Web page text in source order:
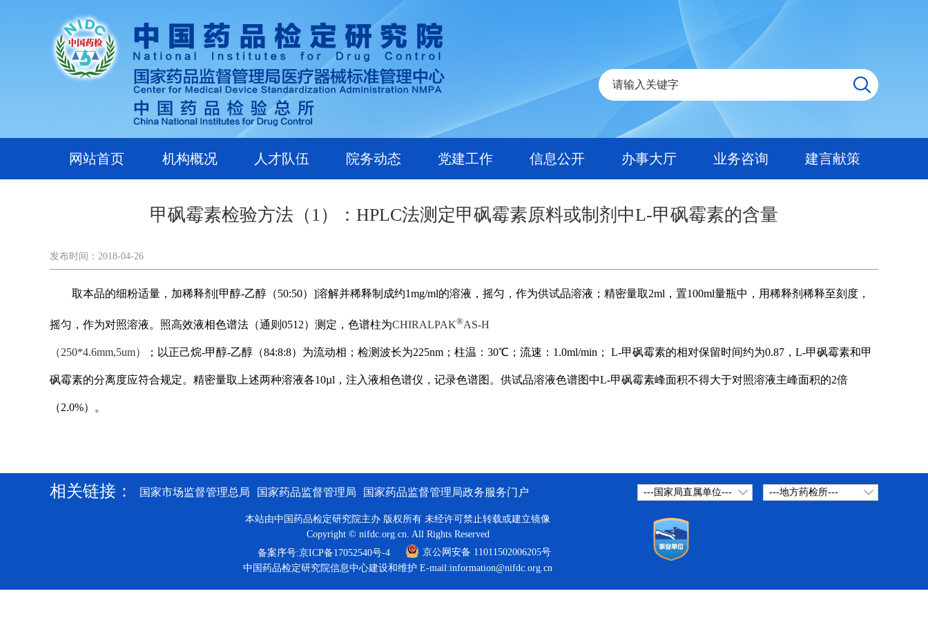
网站首页 机构概况 人才队伍 院务动态 党建工作 信息公开 办事大厅 业务咨询 建言献策
甲砜霉素检验方法（1）：HPLC法测定甲砜霉素原料或制剂中L-甲砜霉素的含量
发布时间：2018-04-26
取本品的细粉适量，加稀释剂[甲醇-乙醇（50:50）]溶解并稀释制成约1mg/ml的溶液，摇匀，作为供试品溶液；精密量取2ml，置100ml量瓶中，用稀释剂稀释至刻度，
摇匀，作为对照溶液。 照高效液相色谱法（通则0512）测定，色谱柱为CHIRALPAK®AS-H
（250*4.6mm,5um） ；以正己烷-甲醇-乙醇（84:8:8）为流动相；检测波长为225nm；柱温：30℃；流速：1.0ml/min； L-甲砜霉素的相对保留时间约为0.87，L-甲砜霉素和甲
砜霉素的分离度应符合规定。精密量取上述两种溶液各10µl，注入液相色谱仪，记录色谱图。供试品溶液色谱图中L-甲砜霉素峰面积不得大于对照溶液主峰面积的2倍
（2.0%）。
相关链接： 国家市场监督管理总局 国家药品监督管理局 国家药品监督管理局政务服务门户 ---地方药检所---
---国家局直属单位---
本站由中国药品检定研究院主办 版权所有 未经许可禁止转载或建立镜像
Copyright © nifdc.org.cn. All Rights Reserved
备案序号:京ICP备17052540号-4
京公网安备 11011502006205号
中国药品检定研究院信息中心建设和维护 E-mail:information@nifdc.org.cn